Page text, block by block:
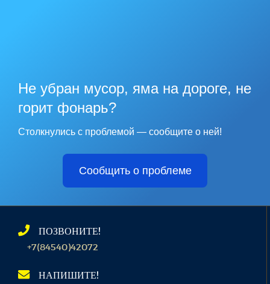
Не убран мусор, яма на дороге, не
горит фонарь?
Столкнулись с проблемой — сообщите о ней!
Сообщить о проблеме
ПОЗВОНИТЕ!
+7(84540)42072
НАПИШИТЕ!